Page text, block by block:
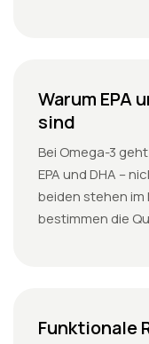
Warum EPA
sind
Bei Omega-3
EPA und DHA –
beiden stehen im
bestimmen die
Funktionale